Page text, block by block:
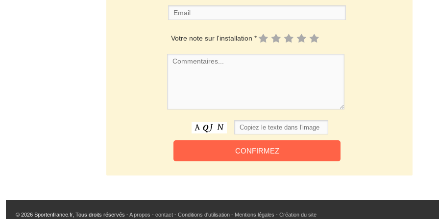
Votre note sur l'installation *
© 2026 Sportenfrance.fr, Tous droits réservés -A propos - contact - Conditions d'utilisation - Mentions légales - Création du site